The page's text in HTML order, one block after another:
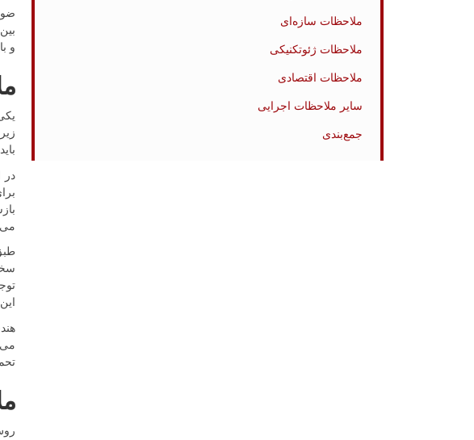
ملاحظات سازه‌ای
ملاحظات ژئوتکنیکی
ملاحظات اقتصادی
سایر ملاحظات اجرایی
جمع‌بندی
و
در